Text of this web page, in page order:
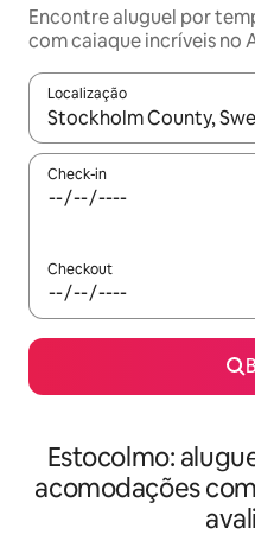
Encontre aluguel por
com caiaque incríveis no
Localização
Quando os resultados
Check-in
Checkout
Estocolmo:
acomodações